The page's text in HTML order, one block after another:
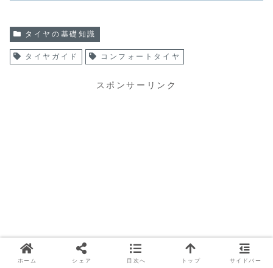
タイヤの基礎知識
タイヤガイド コンフォートタイヤ
スポンサーリンク
ホーム シェア 目次へ トップ サイドバー